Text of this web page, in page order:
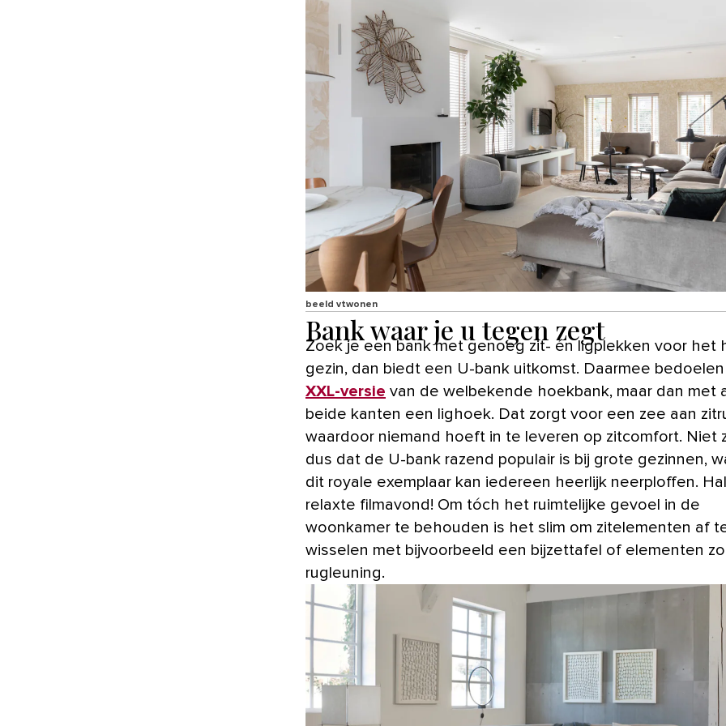
beeld vtwonen
Bank waar je u tegen zegt
Zoek je een bank met genoeg zit- én ligplekken voor het
gezin, dan biedt een U-bank uitkomst. Daarmee
XXL-versie van de welbekende hoekbank, maar dan met
beide kanten een lighoek. Dat zorgt voor een zee aan
waardoor niemand hoeft in te leveren op zitcomfort. Niet
dus dat de U-bank razend populair is bij grote gezinnen,
dit royale exemplaar kan iedereen heerlijk neerploffen.
relaxte filmavond! Om tóch het ruimtelijke gevoel in de
woonkamer te behouden is het slim om zitelementen af
wisselen met bijvoorbeeld een bijzettafel of elementen
rugleuning.